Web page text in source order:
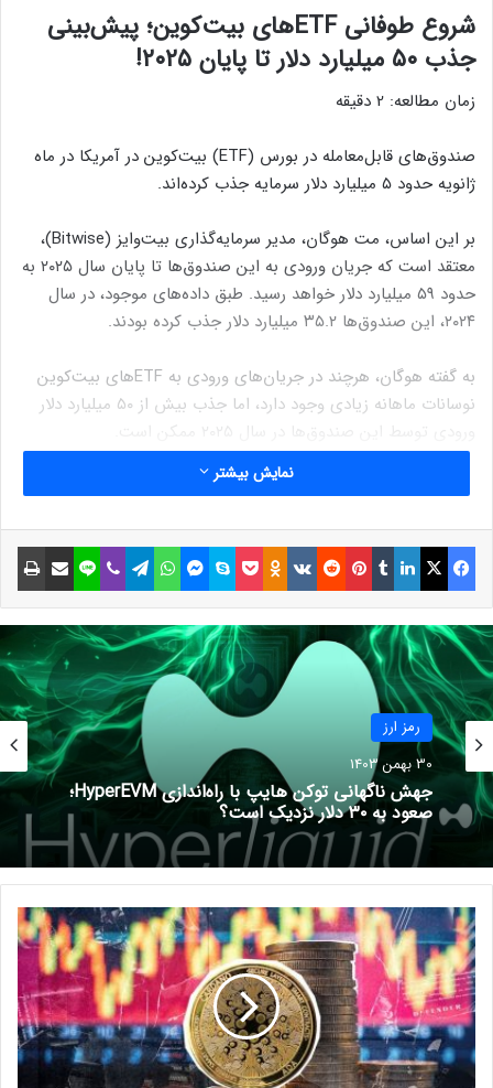
شروع طوفانی ETFهای بیت‌کوین؛ پیش‌بینی
جذب ۵۰ میلیارد دلار تا پایان ۲۰۲۵!
زمان مطالعه: 2 دقیقه
صندوق‌های قابل‌معامله در بورس (ETF) بیت‌کوین در آمریکا در ماه
ژانویه حدود ۵ میلیارد دلار سرمایه جذب کرده‌اند.
بر این اساس، مت هوگان، مدیر سرمایه‌گذاری بیت‌وایز (Bitwise)،
معتقد است که جریان ورودی به این صندوق‌ها تا پایان سال ۲۰۲۵ به
حدود ۵۹ میلیارد دلار خواهد رسید. طبق داده‌های موجود، در سال
۲۰۲۴، این صندوق‌ها ۳۵.۲ میلیارد دلار جذب کرده بودند.
به گفته هوگان، هرچند در جریان‌های ورودی به ETFهای بیت‌کوین
نوسانات ماهانه زیادی وجود دارد، اما جذب بیش از ۵۰ میلیارد دلار
ورودی توسط این صندوق‌ها در سال ۲۰۲۵ ممکن است.
نوشته های مشابه
چه خطراتی در متاورس ما را تهدید
می‌کند؟
جایزه ۵ هزار دلاری برای ساخت
تریلر بازی شیبا!
سود‌های بی‌پایان!
خرید میم‌کوین‌های کمیاب و انفجاری بدون کارمزد، فقط در ارزپلاس!
خرید سریع
در دسامبر، هوگان و رایان راسموسن، رئیس بخش تحقیقات بیت‌وایز،
پیش‌بینی کرده بودند که ورودی‌های صندوق‌های بیت‌کوین در سال
۲۰۲۵ از سال ۲۰۲۴ بیشتر خواهد بود.
نمایش بیشتر
فیسبوک ایکس لینکداین تامبلر پینتریست Reddit
VKontakte
Odnoklassniki پاکت اسکایپ مسنجر واتس آپ تلگرام وایبر لاین اشتراک گذاری با ایمیل
رمز ارز
30 بهمن 1403
جهش ناگهانی توکن هایپ با راه‌اندازی HyperEVM؛
صعود به ۳۰ دلار نزدیک است؟
ج
ه
ش
۴
۶
۶
د
ر